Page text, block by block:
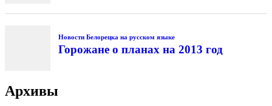
Новости Белорецка на русском языке
Горожане о планах на 2013 год
Архивы